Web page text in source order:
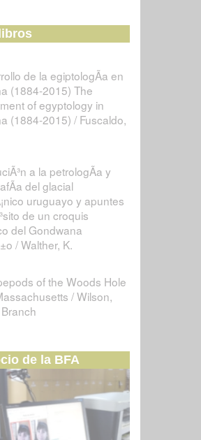
de la egiptologÃ­a en
(1884-2015) The
of egyptology in
(1884-2015) / Fuscaldo,
a la petrologÃ­a y
del glacial
uruguayo y apuntes
de un croquis
del Gondwana
/ Walther, K.
of the Woods Hole
/ Wilson,
de la BFA